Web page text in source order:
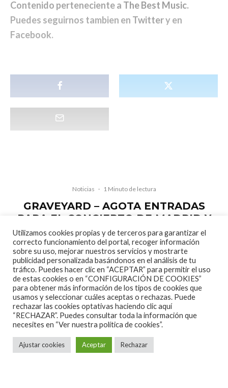
Contenido perteneciente a The Best Music.
Puedes seguirnos tambien en Twittery en
Facebook.
Noticias · 1 Minuto de lectura
GRAVEYARD – AGOTA ENTRADAS
PARA EL CONCIERTO DE MADRID Y
SE AMPLÍA EL FORO CAMBIANDO DE
RECINTO.
Tal como secomentóen su momento, los suecos
Graveyard estarán el próximo mes de Mayo por
estos lares, y ahora, desde hace unas horas, Last
Tour International ha hecho público un comunicado
anunciando que, a falta de casi dos meses para la gira
española, la banda ya ha agotado las entradas para el
Utilizamos cookies propias y de terceros para garantizar el
correcto funcionamiento del portal, recoger información
sobre su uso, mejorar nuestros servicios y mostrarte
publicidad personalizada basándonos en el análisis de tu
tráfico. Puedes hacer clic en “ACEPTAR” para permitir el uso
de estas cookies o en “CONFIGURACIÓN DE COOKIES”
para obtener más información de los tipos de cookies que
usamos y seleccionar cuáles aceptas o rechazas. Puede
rechazar las cookies optativas haciendo clic aquí
“RECHAZAR”. Puedes consultar toda la información que
necesites en “Ver nuestra política de cookies”.
Ajustar cookies Aceptar Rechazar